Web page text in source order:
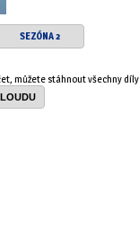
SEZÓNA 2
můžete stáhnout všechny